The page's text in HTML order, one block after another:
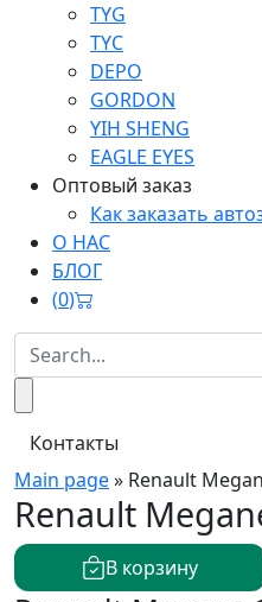
TYG
TYC
DEPO
GORDON
YIH SHENG
EAGLE EYES
Оптовый заказ
Как заказать
О НАС
БЛОГ
(0)
Контакты
Main page» Renault
Renault
В корзину